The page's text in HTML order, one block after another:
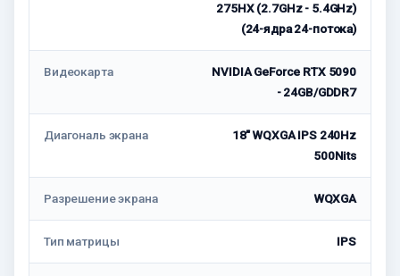
275HX (2.7GHz - 5.4GHz)
(24-ядра 24-потока)
Видеокарта
NVIDIA GeForce RTX 5090
- 24GB/GDDR7
Диагональ экрана
18" WQXGA IPS 240Hz
500Nits
Разрешение экрана WQXGA
Тип матрицы IPS